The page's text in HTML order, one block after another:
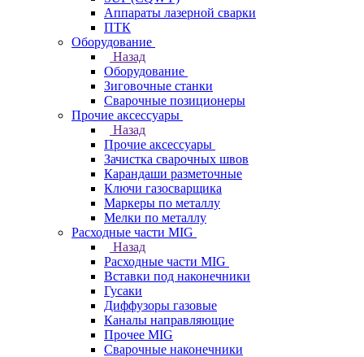
Аппараты лазерной сварки
ПТК
Оборудование
Назад
Оборудование
Зиговочные станки
Сварочные позиционеры
Прочие аксессуары
Назад
Прочие аксессуары
Зачистка сварочных швов
Карандаши разметочные
Ключи газосварщика
Маркеры по металлу
Мелки по металлу
Расходные части MIG
Назад
Расходные части MIG
Вставки под наконечники
Гусаки
Диффузоры газовые
Каналы направляющие
Прочее MIG
Сварочные наконечники